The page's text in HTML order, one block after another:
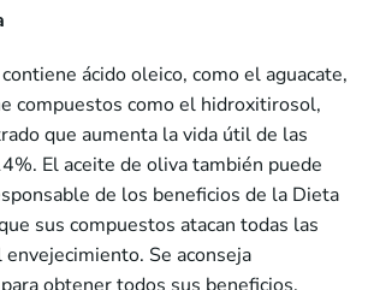
contiene ácido oleico, como el aguacate,
compuestos como el hidroxitirosol,
que aumenta la vida útil de las
El aceite de oliva también puede
de los beneficios de la Dieta
sus compuestos atacan todas las
Se aconseja